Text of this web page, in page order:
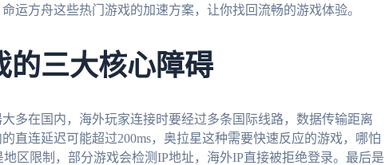
运方舟这些热门游戏的加速方案，让你找回流畅的游戏体验。
的三大核心障碍
多在国内，海外玩家连接时要经过多条国际线路，数据传输距离
直连延迟可能超过200ms，奥拉星这种需要快速反应的游戏，哪怕
区限制，部分游戏会检测IP地址，海外IP直接被拒绝登录。最后是